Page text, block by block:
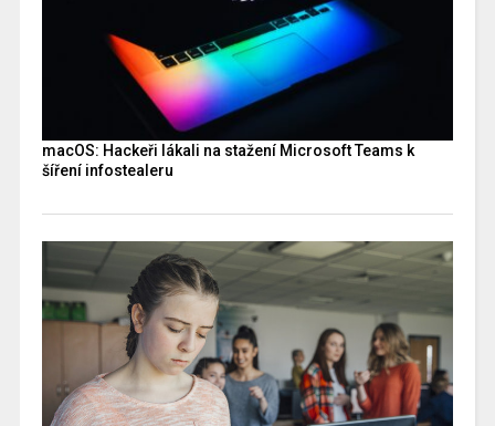
macOS: Hackeři lákali na stažení Microsoft Teams k
šíření infostealeru